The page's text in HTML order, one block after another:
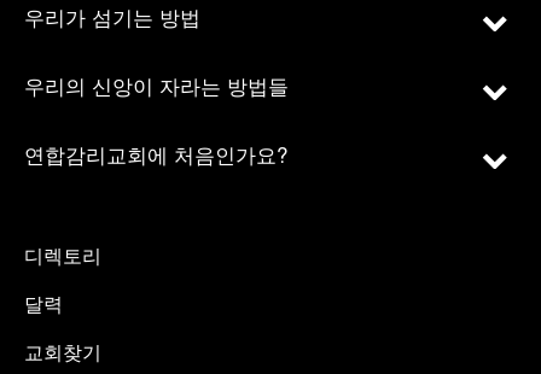
우리가 섬기는 방법
우리의 신앙이 자라는 방법들
연합감리교회에 처음인가요?
디렉토리
달력
교회찾기